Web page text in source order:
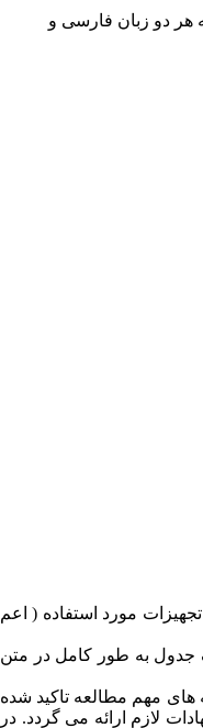
هر دو زبان فارسی و
مورد استفاده ( اعم
جدول به طور کامل در متن
های مهم مطالعه تاکید شده
لازم ارائه می گردد. در